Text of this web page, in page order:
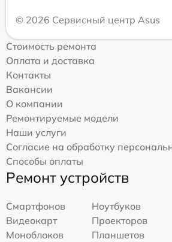
© 2026 Сервисный центр Asus
Стоимость ремонта
Оплата и доставка
Контакты
Вакансии
О компании
Ремонтируемые модели
Наши услуги
Согласие на обработку
Способы оплаты
Ремонт устройств
Смартфонов
Ноутбуков
Видеокарт
Проекторов
Моноблоков
Планшетов